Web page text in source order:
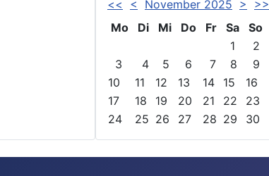
<< < November 2025 >
>>
Mo
Di Mi Do Fr Sa
So
1
2
3
4 5 6 7 8
9
10
11 12 13 14 15
16
17
18 19 20 21 22
23
24
25 26 27 28 29 30